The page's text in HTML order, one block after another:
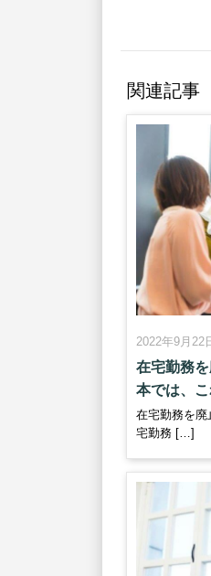
関連記事
2022年9月22
在宅勤務
本では、
在宅勤務を
宅勤務 […]